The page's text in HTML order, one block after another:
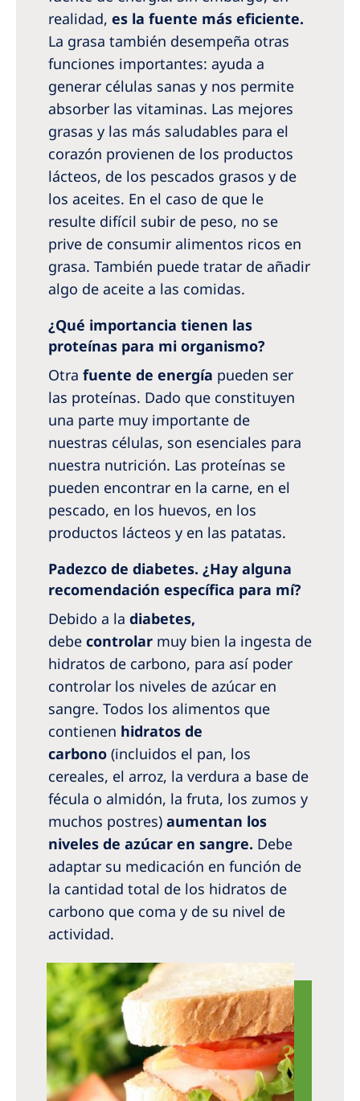
realidad, es la fuente más eficiente.
La grasa también desempeña otras
funciones importantes: ayuda a
generar células sanas y nos permite
absorber las vitaminas. Las mejores
grasas y las más saludables para el
corazón provienen de los productos
lácteos, de los pescados grasos y de
los aceites. En el caso de que le
resulte difícil subir de peso, no se
prive de consumir alimentos ricos en
grasa. También puede tratar de añadir
algo de aceite a las comidas.
¿Qué importancia tienen las
proteínas para mi organismo?
Otra fuente de energía pueden ser
las proteínas. Dado que constituyen
una parte muy importante de
nuestras células, son esenciales para
nuestra nutrición. Las proteínas se
pueden encontrar en la carne, en el
pescado, en los huevos, en los
productos lácteos y en las patatas.
Padezco de diabetes. ¿Hay alguna
recomendación específica para mí?
Debido a la diabetes,
debe controlar muy bien la ingesta de
hidratos de carbono, para así poder
controlar los niveles de azúcar en
sangre. Todos los alimentos que
contienen hidratos de
carbono (incluidos el pan, los
cereales, el arroz, la verdura a base de
fécula o almidón, la fruta, los zumos y
muchos postres) aumentan los
niveles de azúcar en sangre. Debe
adaptar su medicación en función de
la cantidad total de los hidratos de
carbono que coma y de su nivel de
actividad.